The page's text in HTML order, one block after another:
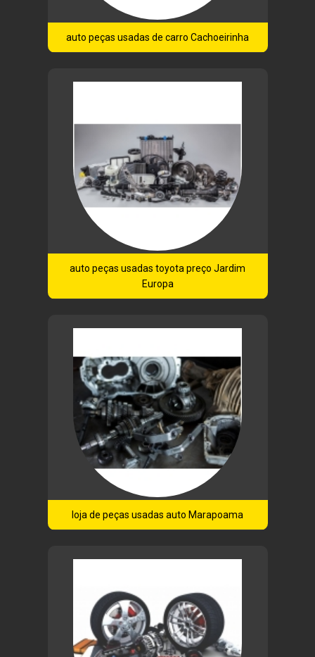
auto peças usadas de carro Cachoeirinha
auto peças usadas toyota preço Jardim
Europa
loja de peças usadas auto Marapoama